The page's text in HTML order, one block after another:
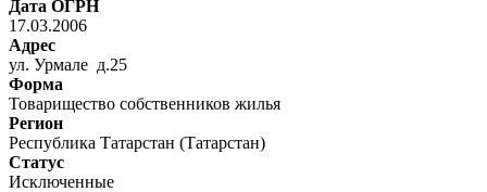
Дата ОГРН
17.03.2006
Адрес
ул. Урмале д.25
Форма
Товарищество собственников жилья
Регион
Республика Татарстан (Татарстан)
Статус
Исключенные